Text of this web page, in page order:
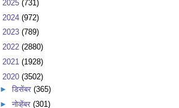
2025 (731)
2024 (972)
2023 (789)
2022 (2880)
2021 (1928)
2020 (3502)
► डिसेंबर (365)
► नोव्हेंबर (301)